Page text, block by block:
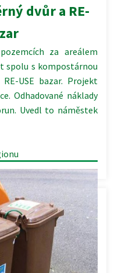
dvůr a RE-
za areálem
spolu s kompostárnou
USE bazar. Projekt
Odhadované náklady
Uvedl to náměstek